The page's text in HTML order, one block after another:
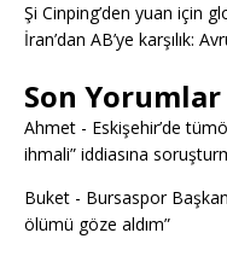
Şi Cinping’den yuan için
İran’dan AB’ye karşılık:
Son Yorumlar
Ahmet - Eskişehir’de
ihmali” iddiasına
Buket - Bursaspor
ölümü göze aldım”